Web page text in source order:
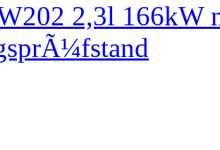
2,3l 166kW